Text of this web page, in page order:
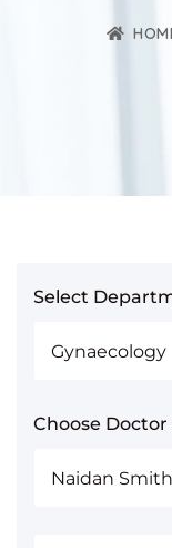
Select
Choose